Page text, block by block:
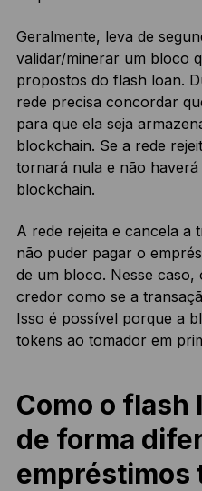
Geralmente, leva de
validar/minerar um bloco
propostos do flash loan.
rede precisa concordar
para que ela seja
blockchain. Se a rede
tornará nula e não haverá
blockchain.
A rede rejeita e cancela a
não puder pagar o
de um bloco. Nesse caso,
credor como se a
Isso é possível porque a
tokens ao tomador em
Como o flash
de forma
empréstimos